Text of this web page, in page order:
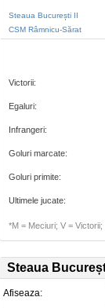
Steaua București II
CSM Râmnicu-Sărat
Victorii:
Egaluri:
Infrangeri:
Goluri marcate:
Goluri primite:
Ultimele jucate:
*M = Meciuri; V =
Steaua București
Afiseaza: